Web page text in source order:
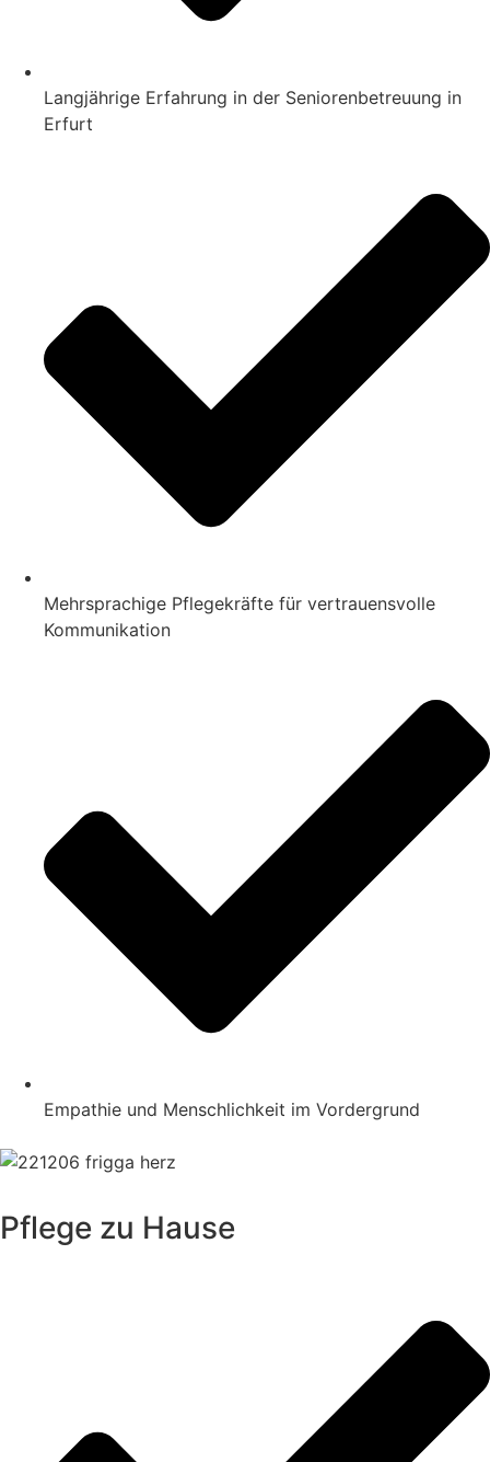
Langjährige Erfahrung in der Seniorenbetreuung in
Erfurt
Mehrsprachige Pflegekräfte für vertrauensvolle
Kommunikation
Empathie und Menschlichkeit im Vordergrund
Pflege zu Hause